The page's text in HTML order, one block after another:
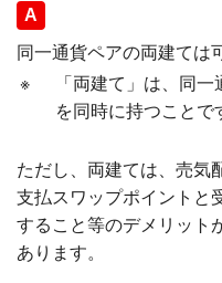
回答
同一通貨ペアの両建ては
※
「両建て」は、同
を同時に持つことで
ただし、両建ては、売気
支払スワップポイントと
すること等のデメリット
あります。